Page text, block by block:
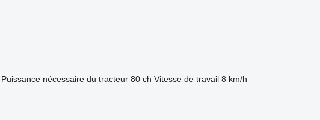
Puissance nécessaire du tracteur 80 ch Vitesse de travail 8 km/h